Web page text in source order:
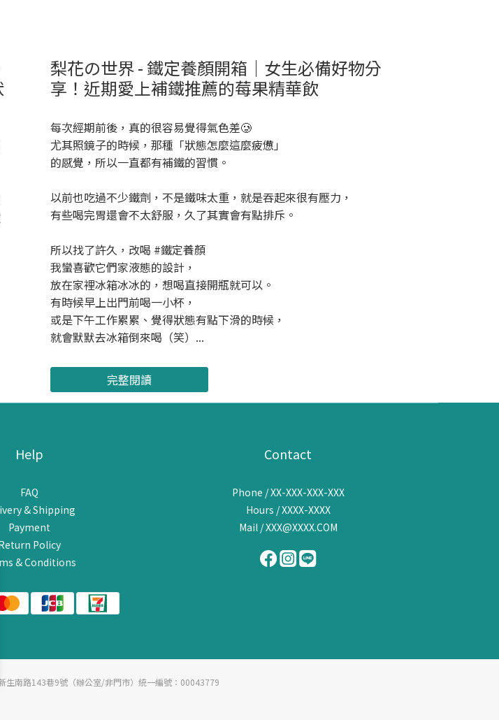
梨花の世界 - 鐵定養顏開箱｜女生必備好物分
享！近期愛上補鐵推薦的莓果精華飲
每次經期前後，真的很容易覺得氣色差🥲
尤其照鏡子的時候，那種「狀態怎麼這麼疲憊」
的感覺，所以一直都有補鐵的習慣。
以前也吃過不少鐵劑，不是鐵味太重，就是吞起來很有壓力，
有些喝完胃還會不太舒服，久了其實會有點排斥。
所以找了許久，改喝 #鐵定養顏
我蠻喜歡它們家液態的設計，
放在家裡冰箱冰冰的，想喝直接開瓶就可以。
有時候早上出門前喝一小杯，
或是下午工作累累、覺得狀態有點下滑的時候，
就會默默去冰箱倒來喝（笑）...
完整閱讀
Help
FAQ
& Shipping
Payment
Policy
& Conditions
Contact
Phone / XX-XXX-XXX-XXX
Hours / XXXX-XXXX
Mail / XXX@XXXX.COM
生南路143巷9號（辦公室/非門市）統一編號：00043779